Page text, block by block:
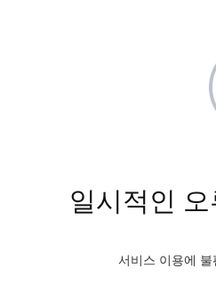
일시적인
서비스 이용에